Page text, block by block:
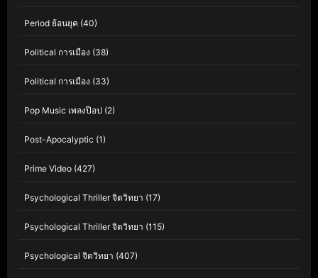
Period ย้อนยุค (40)
Political การเมือง (38)
Political การเมือง (33)
Pop Music เพลงป๊อป (2)
Post-Apocalyptic (1)
Prime Video (427)
Psychological Thriller จิตวิทยา (17)
Psychological Thriller จิตวิทยา (115)
Psychological จิตวิทยา (407)